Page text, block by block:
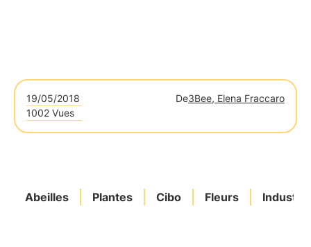
19/05/2018 De3Bee, Elena Fraccaro
1002 Vues
Abeilles Plantes Cibo Fleurs Industrie